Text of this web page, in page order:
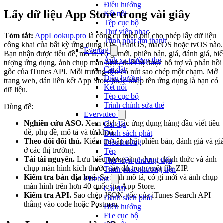
Điều hướng
Kết nối
Tệp cục bộ
Thư viện nhạc
Trình phát âm thanh
Evertag
Ánh xạ trường thẻ
Cài đặt
Điều hướng
Kết nối
Tệp cục bộ
Trình chỉnh sửa thẻ
Evervideo
Cài đặt
Danh sách phát
Điều hướng
Tệp
Thư viện phương tiện
Trình phát phương tiện
Flacbox
Cài đặt
Danh sách phát
Điều hướng
File cục bộ
Lấy dữ liệu App Store trong vài giây
Tóm tắt: AppLookup.pro là công cụ miễn phí cho phép lấy dữ liệu
công khai của bất kỳ ứng dụng iOS, iPadOS, macOS hoặc tvOS nào.
Bạn nhận được tiêu đề, mô tả, có gì mới, phiên bản, giá, đánh giá,
tượng ứng dụng, ảnh chụp màn hình, thiết bị được hỗ trợ và phản hồi
gốc của iTunes API. Mỗi trường đều có nút sao chép một chạm. Mở
trang web, dán liên kết App Store hoặc nhập tên ứng dụng là bạn có
dữ liệu.
Dùng để:
Nghiên cứu ASO. Xem cách các ứng dụng hàng đầu viết tiêu
đề, phụ đề, mô tả và từ khoá.
Theo dõi đối thủ. Kiểm tra cập nhật phiên bản, đánh giá và
ở các thị trường.
Tải tài nguyên. Lưu biểu tượng ứng dụng chính thức và ảnh
chụp màn hình kích thước đầy đủ trong một file ZIP.
Kiểm tra bản địa hoá.So sánh mô tả, có gì mới và ảnh chụp
màn hình trên hơn 40 quốc gia App Store.
Kiểm tra API. Sao chép JSON gốc của iTunes Search API
thẳng vào code hoặc Postman.